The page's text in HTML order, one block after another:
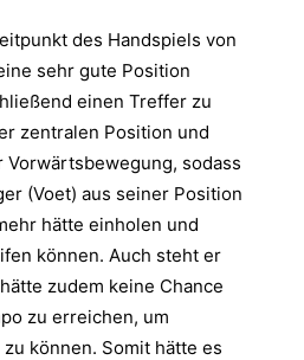
des Handspiels von
sehr gute Position
einen Treffer zu
zentralen Position und
sodass
(Voet) aus seiner Position
hätte einholen und
können. Auch steht er
zudem keine Chance
zu erreichen, um
können. Somit hätte es